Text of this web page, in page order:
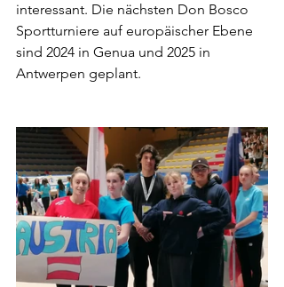
interessant. Die nächsten Don Bosco
Sportturniere auf europäischer Ebene
sind 2024 in Genua und 2025 in
Antwerpen geplant.